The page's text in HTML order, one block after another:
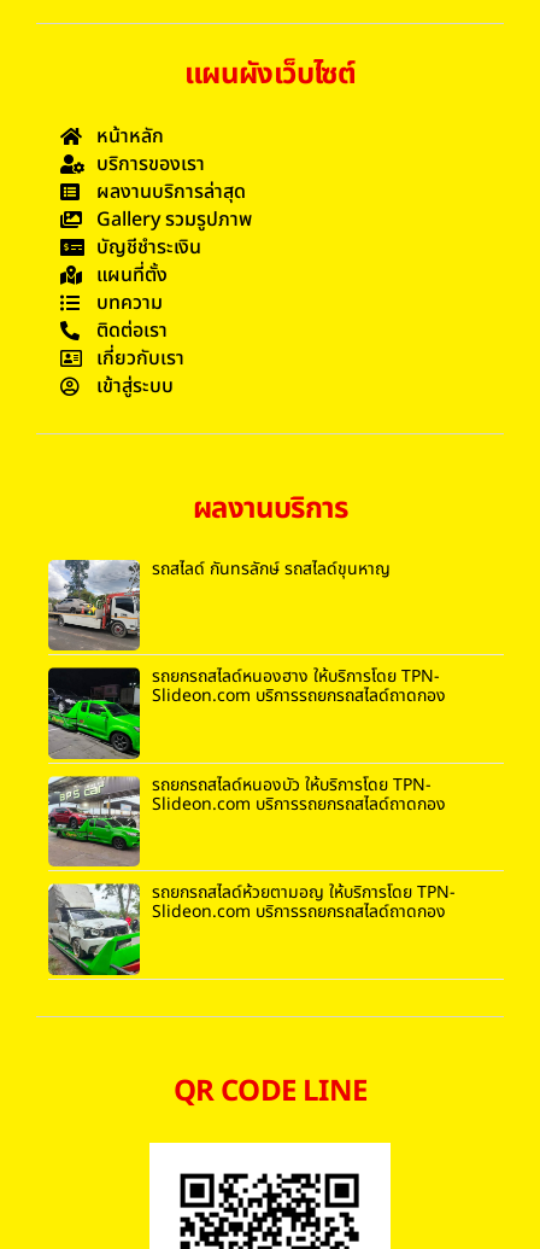
แผนผังเว็บไซต์
หน้าหลัก
บริการของเรา
ผลงานบริการล่าสุด
Gallery รวมรูปภาพ
บัญชีชำระเงิน
แผนที่ตั้ง
บทความ
ติดต่อเรา
เกี่ยวกับเรา
เข้าสู่ระบบ
ผลงานบริการ
รถสไลด์ กันทรลักษ์ รถสไลด์ขุนหาญ
รถยกรถสไลด์หนองฮาง ให้บริการโดย TPN-
Slideon.com บริการรถยกรถสไลด์ถาดกอง
รถยกรถสไลด์หนองบัว ให้บริการโดย TPN-
Slideon.com บริการรถยกรถสไลด์ถาดกอง
รถยกรถสไลด์ห้วยตามอญ ให้บริการโดย TPN-
Slideon.com บริการรถยกรถสไลด์ถาดกอง
QR CODE LINE